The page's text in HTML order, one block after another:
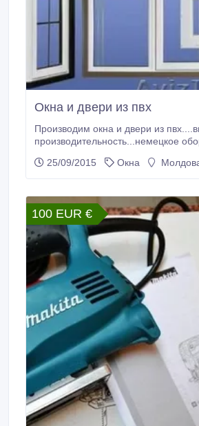
Окна и двери из пвх
Производим окна и двери из
производительность...немецкое
25/09/2015
Окна
100 EUR €